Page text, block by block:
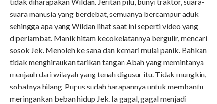
tidak diharapakan Wildan. Jeritan pilu, bunyi traktor, suara-
suara manusia yang berdebat, semuanya bercampur aduk
sehingga apa yang Wildan lihat saat ini seperti video yang
diperlambat. Manik hitam kecokelatannya bergulir, mencari
sosok Jek. Menoleh ke sana dan kemari mulai panik. Bahkan
tidak menghiraukan tarikan tangan Abah yang memintanya
menjauh dari wilayah yang tenah digusur itu. Tidak mungkin,
sobatnya hilang. Pupus sudah harapannya untuk membantu
meringankan beban hidup Jek. Ia gagal, gagal menjadi